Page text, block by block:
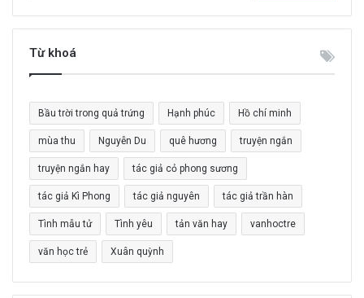
m
k
c
h
o
:
Từ khoá
Bầu trời trong quả trứng Hạnh phúc Hồ chí minh
mùa thu Nguyễn Du quê hương truyện ngắn
truyện ngắn hay tác giả cỏ phong sương
tác giả Kì Phong tác giả nguyên tác giả trần hàn
Tình mẫu tử Tình yêu tản văn hay vanhoctre
văn học trẻ Xuân quỳnh